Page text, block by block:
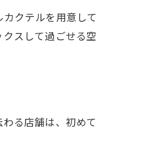
クテルを用意して
スして過ごせる空
る店舗は、初めて